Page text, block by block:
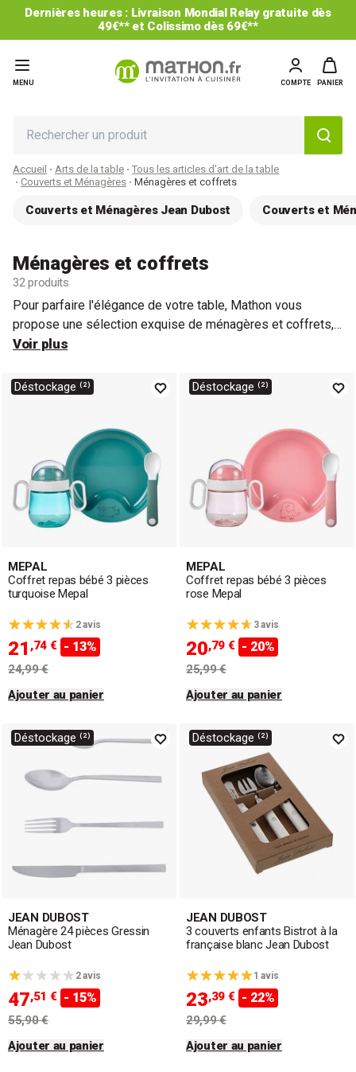
-25% sur le 2ème et les suivants* : code CUISINE25
MENU COMPTE PANIER
Accueil Arts de la table
Tous les articles d'art de la table
Couverts et Ménagères
Ménagères et coffrets
Couverts et Ménagères Jean Dubost Couverts et
Ménagères et coffrets
32 produits
Pour parfaire l'élégance de votre table, Mathon vous
propose une sélection exquise de ménagères et coffrets,
alliant avec soin couleurs vives, designs contemporains ou
Voir plus
Déstockage ⁽²⁾
MEPAL
Coffret repas bébé 3 pièces
turquoise Mepal
2 avis
21 ,74 € - 13%
24,99 €
Ajouter au panier
Déstockage ⁽²⁾
MEPAL
Coffret repas bébé 3 pièces
rose Mepal
3 avis
20,79 € - 20%
25,99 €
Ajouter au panier
Déstockage ⁽²⁾
JEAN DUBOST
Ménagère 24 pièces Gressin
Jean Dubost
2 avis
47,51 € - 15%
55,90 €
Ajouter au panier
Déstockage ⁽²⁾
JEAN DUBOST
3 couverts enfants Bistrot à la
française blanc Jean Dubost
1 avis
23,39 € - 22%
29,99 €
Ajouter au panier